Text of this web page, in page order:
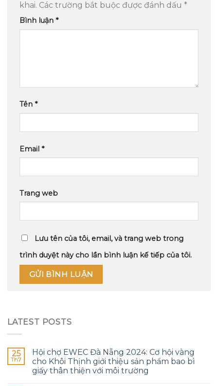
LATEST POSTS
25
Th7
Hội chợ EWEC Đà Nẵng 2024: Cơ hội vàng
cho Khôi Thịnh giới thiệu sản phẩm bao bì
giấy thân thiện với môi trường
khai. Các trường bắt buộc được đánh dấu *
Bình luận *
Tên *
Email *
Trang web
Lưu tên của tôi, email, và trang web trong
trình duyệt này cho lần bình luận kế tiếp của tôi.